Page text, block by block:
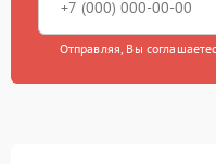
Отправляя, Вы